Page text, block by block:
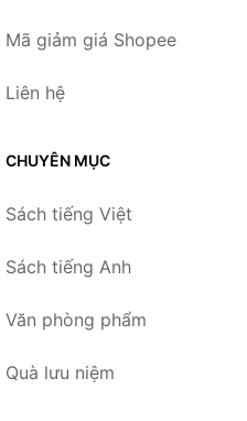
Mã giảm giá Shopee
Liên hệ
CHUYÊN MỤC
Sách tiếng Việt
Sách tiếng Anh
Văn phòng phẩm
Quà lưu niệm